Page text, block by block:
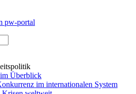
pw-portal
Überblick
im internationalen System